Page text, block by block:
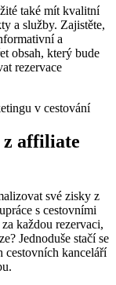
také mít kvalitní
a služby. Zajistěte,
a
obsah, který bude
rezervace
z affiliate
své zisky z
s cestovními
každou rezervaci,
Jednoduše stačí se
cestovních kanceláří